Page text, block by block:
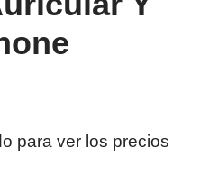
para ver los precios